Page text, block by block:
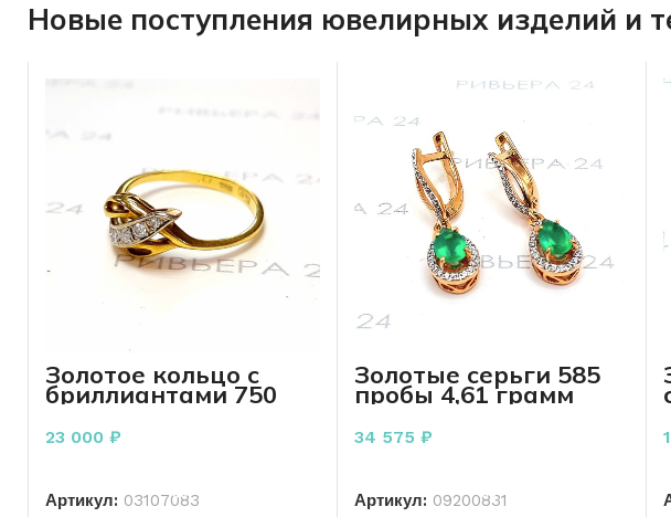
Новые поступления ювелирных изделий и
Золотое кольцо с
бриллиантами 750
пробы 2.51 грамм
23 000 ₽
Артикул: 03107083
Золотые серьги 585
пробы 4,61 грамм
34 575 ₽
Артикул: 09200831